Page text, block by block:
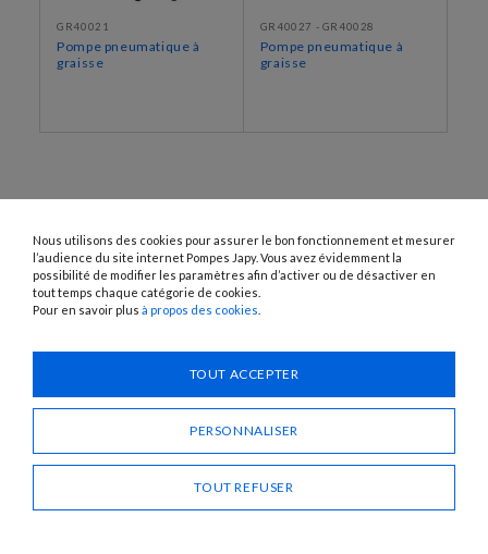
GR40021
Pompe pneumatique à
graisse
GR40027 - GR40028
Pompe pneumatique à
graisse
1120 Avenue OEHMICHEN - CS80015 - FR-25460 ÉTUPES
Pompes Japy
Nous utilisons des cookies pour assurer le bon fonctionnement et mesurer
l’audience du site internet Pompes Japy. Vous avez évidemment la
possibilité de modifier les paramètres afin d’activer ou de désactiver en
tout temps chaque catégorie de cookies.
Pour en savoir plus à propos des cookies
TOUT ACCEPTER
PERSONNALISER
TOUT REFUSER